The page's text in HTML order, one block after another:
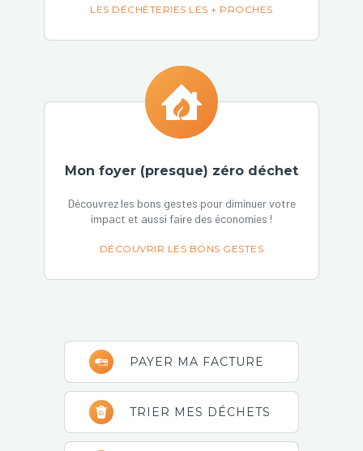
LES DÉCHÈTERIES LES + PROCHES
Mon foyer (presque) zéro déchet
Découvrez les bons gestes pour diminuer votre
impact et aussi faire des économies !
DÉCOUVRIR LES BONS GESTES
Barre
latérale
principale
PAYER MA FACTURE
TRIER MES DÉCHETS